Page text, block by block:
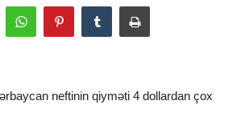
neftinin qiyməti 4 dollardan çox